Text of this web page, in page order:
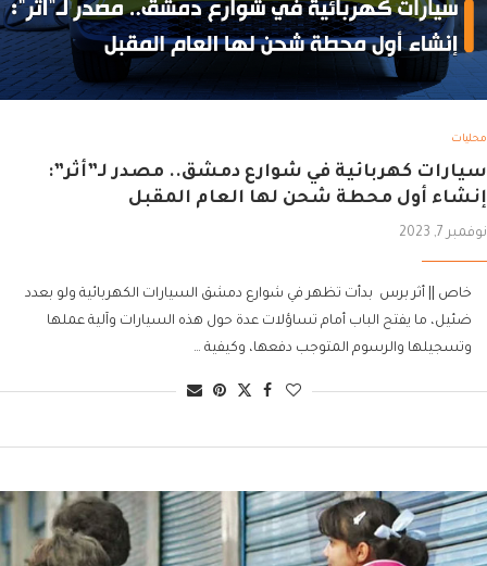
محليات
سيارات كهربائية في شوارع دمشق.. مصدر لـ”أثر”:
إنشاء أول محطة شحن لها العام المقبل
نوفمبر 7, 2023
خاص || أثر برس بدأت تظهر في شوارع دمشق السيارات الكهربائية ولو بعدد
ضئيل، ما يفتح الباب أمام تساؤلات عدة حول هذه السيارات وآلية عملها
وتسجيلها والرسوم المتوجب دفعها، وكيفية …